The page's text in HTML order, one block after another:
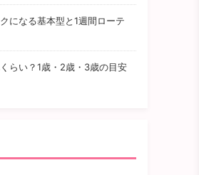
になる基本型と1週間ローテ
らい？1歳・2歳・3歳の目安